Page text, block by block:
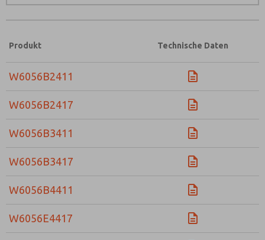
Produkt Technische Daten
W6056B2411
W6056B2417
W6056B3411
W6056B3417
W6056B4411
W6056E4417